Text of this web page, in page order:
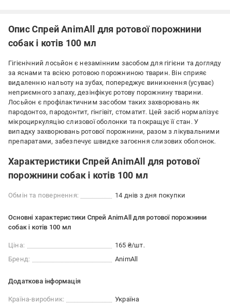
Опис Спрей AnimAll для ротової порожнини
собак і котів 100 мл
Гігієнічний лосьйон є незамінним засобом для гігієни та догляду
за яснами та всією ротовою порожниною тварин. Він сприяє
видаленню нальоту на зубах, попереджує виникнення (усуває)
неприємного запаху, дезінфікує ротову порожнину тварини.
Лосьйон є профілактичним засобом таких захворювань як
пародонтоз, пародонтит, гінгівіт, стоматит. Цей засіб нормалізує
мікроциркуляцію слизової оболонки та покращує її стан. У
випадку захворювань ротової порожнини, разом з лікувальними
препаратами, забезпечує швидке загоєння слизових оболонок.
Характеристики Спрей AnimAll для ротової
порожнини собак і котів 100 мл
Обмін та повернення: 14 днів з дня покупки
Основні характеристики Спрей AnimAll для ротової порожнини
собак і котів 100 мл
Ціна:
165 ₴/шт.
Бренд:
AnimAll
Додаткова інформація
Країна-виробник: Україна